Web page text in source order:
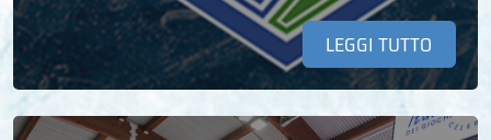
LEGGI TUTTO